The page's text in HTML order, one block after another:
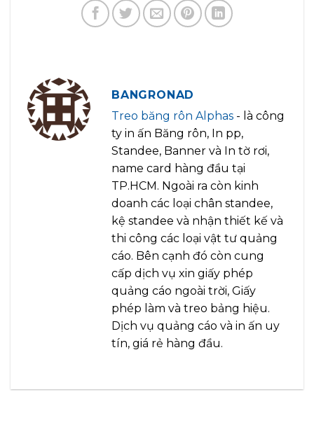
BANGRONAD
Treo băng rôn Alphas - là công
ty in ấn Băng rôn, In pp,
Standee, Banner và In tờ rơi,
name card hàng đầu tại
TP.HCM. Ngoài ra còn kinh
doanh các loại chân standee,
kệ standee và nhận thiết kế và
thi công các loại vật tư quảng
cáo. Bên cạnh đó còn cung
cấp dịch vụ xin giấy phép
quảng cáo ngoài trời, Giấy
phép làm và treo bảng hiệu.
Dịch vụ quảng cáo và in ấn uy
tín, giá rẻ hàng đầu.